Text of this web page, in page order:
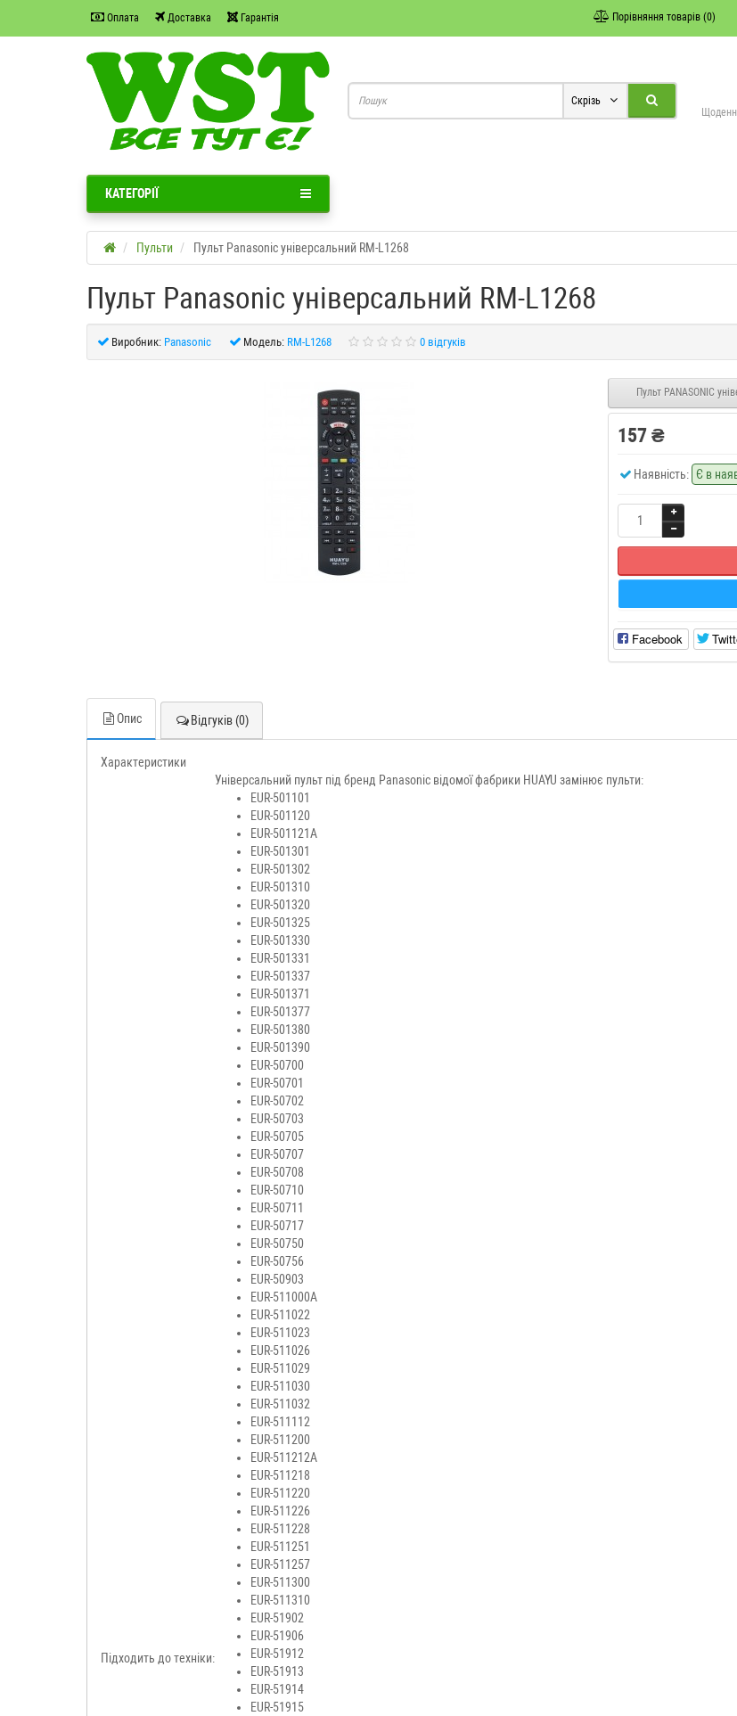
Оплата Доставка Гарантія Порівняння товарів (0)
Скрізь
КАТЕГОРІЇ
Пульти Пульт Panasonic універсальний RM-L1268
Пульт Panasonic універсальний RM-L1268
Виробник: Panasonic Модель: RM-L1268 0 відгуків
Пульт PANASONIC
157 ₴
Наявність: Є в
Facebook
Опис Відгуків (0)
Характеристики
Підходить до техніки:
Універсальний пульт під бренд Panasonic відомої фабрики HUAYU замінює пульти:
EUR-501101
EUR-501120
EUR-501121A
EUR-501301
EUR-501302
EUR-501310
EUR-501320
EUR-501325
EUR-501330
EUR-501331
EUR-501337
EUR-501371
EUR-501377
EUR-501380
EUR-501390
EUR-50700
EUR-50701
EUR-50702
EUR-50703
EUR-50705
EUR-50707
EUR-50708
EUR-50710
EUR-50711
EUR-50717
EUR-50750
EUR-50756
EUR-50903
EUR-511000A
EUR-511022
EUR-511023
EUR-511026
EUR-511029
EUR-511030
EUR-511032
EUR-511112
EUR-511200
EUR-511212A
EUR-511218
EUR-511220
EUR-511226
EUR-511228
EUR-511251
EUR-511257
EUR-511300
EUR-511310
EUR-51902
EUR-51906
EUR-51912
EUR-51913
EUR-51914
EUR-51915